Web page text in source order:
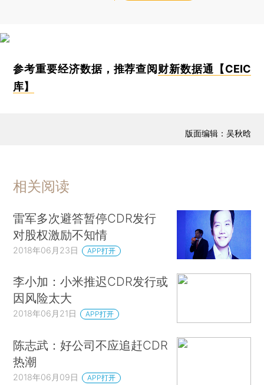
参考重要经济数据，推荐查阅 财新数据通【CEIC
库】
版面编辑：吴秋晗
相关阅读
雷军多次避答暂停CDR发行
对股权激励不知情
2018年06月23日 APP打开
李小加：小米推迟CDR发行或
因风险太大
2018年06月21日 APP打开
陈志武：好公司不应追赶CDR
热潮
2018年06月09日 APP打开